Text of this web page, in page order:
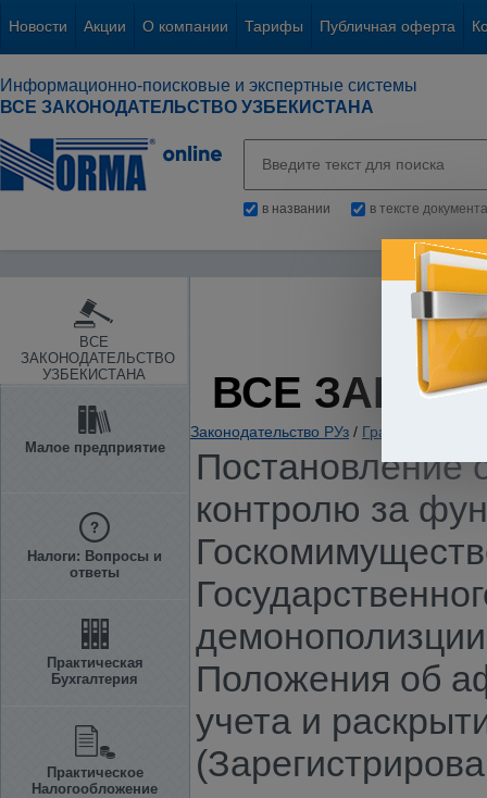
Новости Акции О компании Тарифы Публичная оферта
Информационно-поисковые и экспертные системы
ВСЕ ЗАКОНОДАТЕЛЬСТВО УЗБЕКИСТАНА
в названии в тексте документа
ВСЕ
ЗАКОНОДАТЕЛЬСТВО
УЗБЕКИСТАНА
Малое предприятие
Налоги: Вопросы и
ответы
Практическая
Бухгалтерия
Практическое
Налогообложение
ВСЕ
Законодательство РУз / Гражданское и
Постановление
контролю за
Положения об
учета и